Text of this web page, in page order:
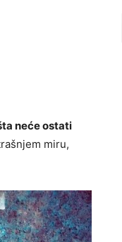
neće ostati
miru,